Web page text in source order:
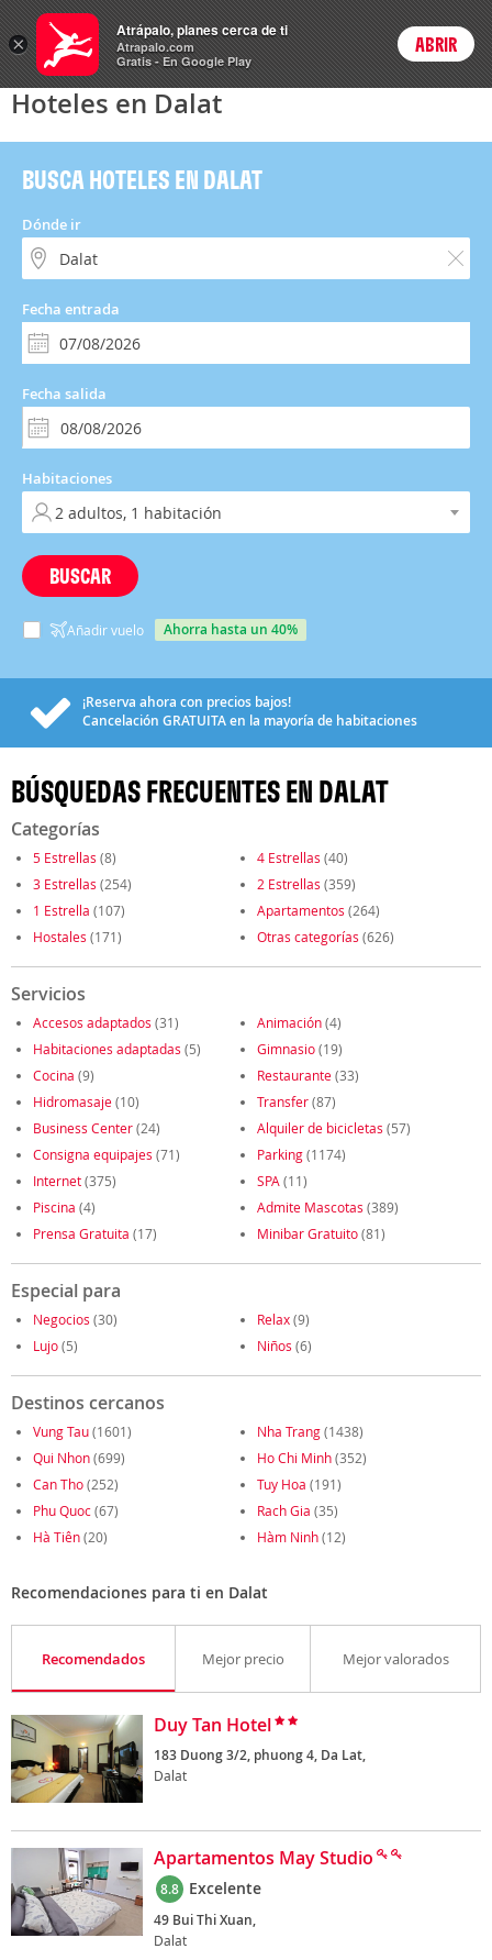
Hoteles Login
Hoteles en Dalat
BUSCA HOTELES EN DALAT
Dónde ir
Fecha entrada
Fecha salida
Habitaciones
BUSCAR
Añadir vuelo ahorra hasta un 40%
¡Reserva ahora con precios bajos!
Cancelación GRATUITAen la mayoría de habitaciones
BÚSQUEDAS FRECUENTES EN DALAT
Categorías
5 Estrellas (8) 4 Estrellas (40)
3 Estrellas (254) 2 Estrellas (359)
1 Estrella (107) Apartamentos (264)
Hostales (171) Otras categorías (626)
Servicios
Accesos adaptados (31) Animación(4)
Habitaciones adaptadas (5) Gimnasio(19)
Cocina (9) Restaurante(33)
Hidromasaje(10) Transfer(87)
Business Center(24) Alquiler de bicicletas (57)
Consigna equipajes (71) Parking(1174)
Internet(375) SPA (11)
Piscina (4) Admite Mascotas (389)
Prensa Gratuita (17) Minibar Gratuito(81)
Especial para
Negocios (30) Relax(9)
Lujo(5) Niños (6)
Destinos cercanos
Vung Tau(1601) Nha Trang(1438)
Qui Nhon(699) Ho Chi Minh(352)
Can Tho(252) Tuy Hoa (191)
Phu Quoc(67) Rach Gia (35)
Hà Tiên(20) Hàm Ninh(12)
Recomendaciones para ti en Dalat
Recomendados Mejor precio Mejor valorados
Duy Tan Hotel
183 Duong 3/2, phuong 4, Da Lat,
Dalat
Apartamentos May Studio
8.8 Excelente
49 Bui Thi Xuan,
Dalat
×
Atrápalo, planes cerca de ti
Atrapalo.com
Gratis - En Google Play
ABRIR